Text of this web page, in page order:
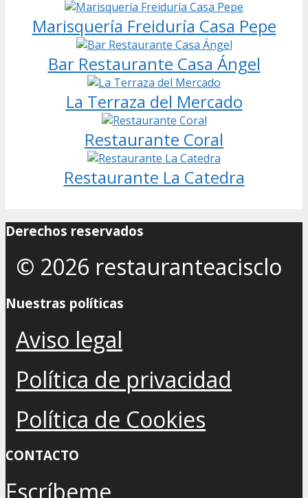
Marisquería Freiduría Casa Pepe
Bar Restaurante Casa Ángel
La Terraza del Mercado
Restaurante Coral
Restaurante La Catedra
Derechos reservados
© 2026 restauranteacisclo
Nuestras políticas
Aviso legal
Política de privacidad
Política de Cookies
CONTACTO
Escríbeme